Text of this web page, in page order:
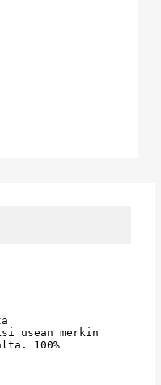
usean merkin
100%